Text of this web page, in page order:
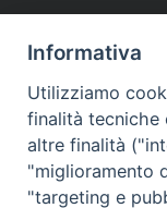
Informativa
Utilizziamo
finalità tecniche
altre finalità
"miglioramento
"targeting e